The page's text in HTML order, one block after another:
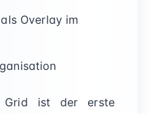
Overlay im
ist der erste